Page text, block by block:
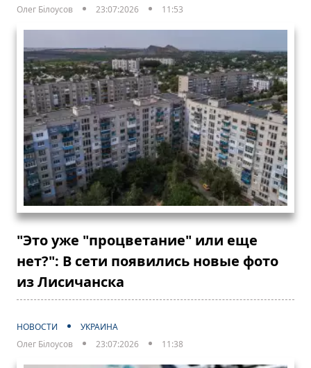
Олег Білоусов
23:07:2026 11:53
"Это уже "процветание" или еще
нет?": В сети появились новые фото
из Лисичанска
НОВОСТИ
УКРАИНА
Олег Білоусов
23:07:2026 11:38